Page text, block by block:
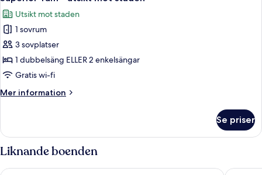
mot
staden
alla
foton
för
Superior-
rum
-
mot
Utsikt mot staden
1 sovrum
3 sovplatser
1 dubbelsäng ELLER 2 enkelsängar
Gratis wi-fi
Mer information
Mer
rum
-
utsikt
mot
Se priser
Liknande boenden